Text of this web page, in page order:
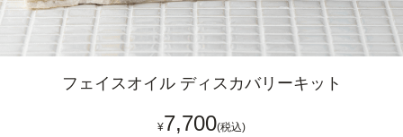
フェイスオイル ディスカバリーキット
¥7,700(税込)